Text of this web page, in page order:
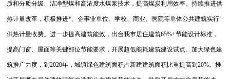
质和分质分级、洁净型煤和高浓度水煤浆技术，提高煤炭利用效率。持续推进供
热计量改革，积极推进*、企事业单位、学校、商业、医院等单体公共建筑实行
供热计量收费。进一步提高建筑能效，出台我市居住建筑65%+节能设计标准，
提高门窗、屋面等关键部位节能要求，开展超低能耗建筑建设试点。加大绿色建
筑推广力度，到2020年，城镇绿色建筑面积占新建建筑面积比重提高到20%。推